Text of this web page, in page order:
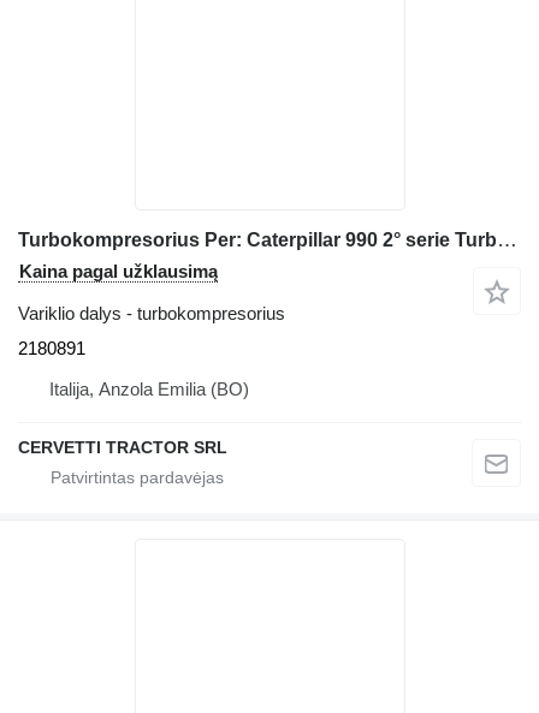
Turbokompresorius Per: Caterpillar 990 2° serie Turbo 2180891 frontalinio krautuvo Caterpillar 990 2° serie
Kaina pagal užklausimą
Variklio dalys - turbokompresorius
2180891
Italija, Anzola Emilia (BO)
CERVETTI TRACTOR SRL